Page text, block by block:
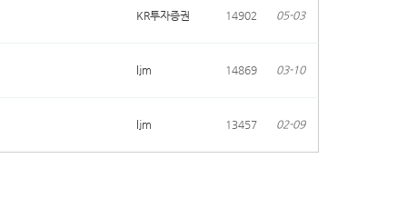
KR투자증권 14902 05-03
ljm 14869 03-10
ljm 13457 02-09